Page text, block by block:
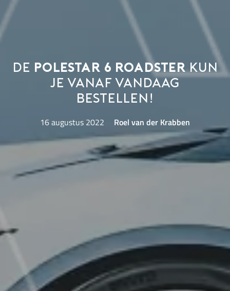
De Polestar 6 Roadsterkun
je vanaf vandaag
bestellen!
16 augustus 2022 Roel van der Krabben